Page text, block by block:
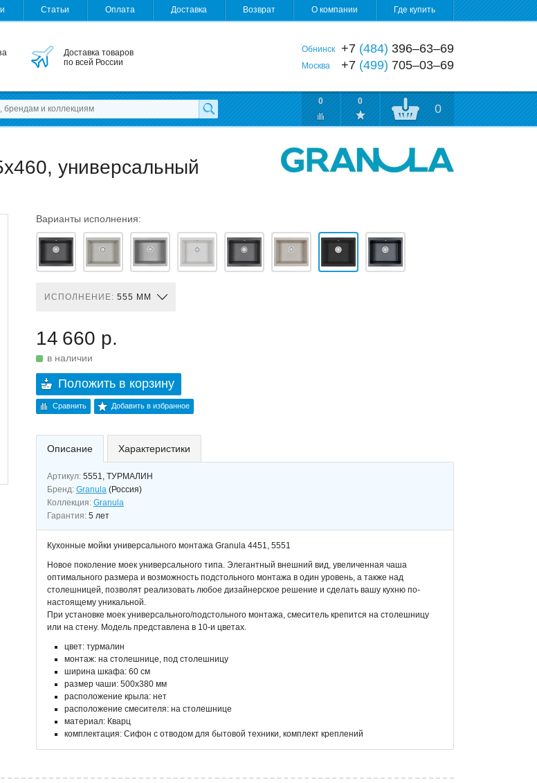
Статьи Оплата Доставка Возврат О компании Где купить
Доставка товаров
по всей России
Обнинск +7 (484) 396‒63‒69
Москва +7 (499) 705‒03‒69
0 0
0
универсальный
Варианты исполнения:
ИСПОЛНЕНИЕ: 555 ММ
14 660 р.
в наличии
Положить в корзину
Сравнить Добавить в избранное
Описание Характеристики
Артикул: 5551, ТУРМАЛИН
Бренд: Granula (Россия)
Коллекция: Granula
Гарантия: 5 лет
Кухонные мойки универсального монтажа Granula 4451, 5551
Новое поколение моек универсального типа. Элегантный внешний вид, увеличенная чаша
оптимального размера и возможность подстольного монтажа в один уровень, а также над
столешницей, позволят реализовать любое дизайнерское решение и сделать вашу кухню по-
настоящему уникальной.
При установке моек универсального/подстольного монтажа, смеситель крепится на столешницу
или на стену. Модель представлена в 10-и цветах.
цвет: турмалин
монтаж: на столешнице, под столешницу
ширина шкафа: 60 см
размер чаши: 500x380 мм
расположение крыла: нет
расположение смесителя: на столешнице
материал: Кварц
комплектация: Сифон с отводом для бытовой техники, комплект креплений